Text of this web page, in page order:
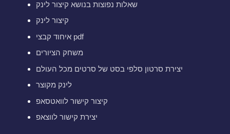
שאלות נפוצות בנושא קיצור לינק
קיצור לינק
איחוד קבצי pdf
משחק הציורים
יצירת סרטון סלפי בסט של סרטים מכל העולם
לינק מקוצר
קיצור קישור לוואטסאפ
יצירת קישור לווצאפ